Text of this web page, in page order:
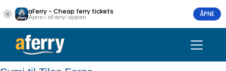
aFerry - Cheap ferry tickets
Åpne i aFerry-appen ÅPNE